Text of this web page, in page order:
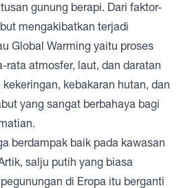
gunung berapi. Dari faktor-
mengakibatkan terjadi
Global Warming yaitu proses
rata atmosfer, laut, dan daratan
kebakaran hutan, dan
yang sangat berbahaya bagi
berdampak baik pada kawasan
salju putih yang biasa
di Eropa itu berganti